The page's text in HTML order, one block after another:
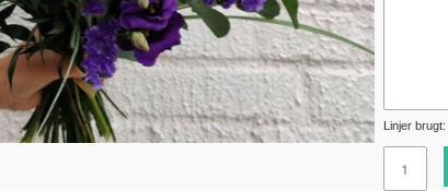
Linjer brugt: